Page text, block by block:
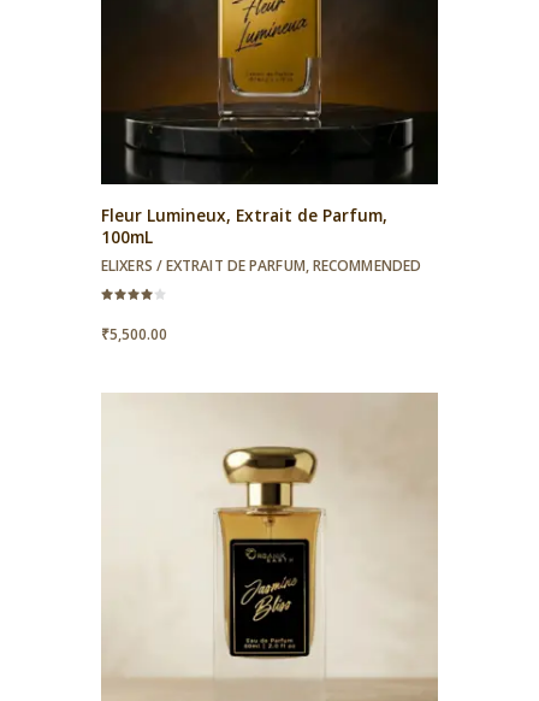
Fleur Lumineux, Extrait de Parfum,
100mL
ELIXERS / EXTRAIT DE PARFUM,RECOMMENDED
out of 5
₹5,500.00